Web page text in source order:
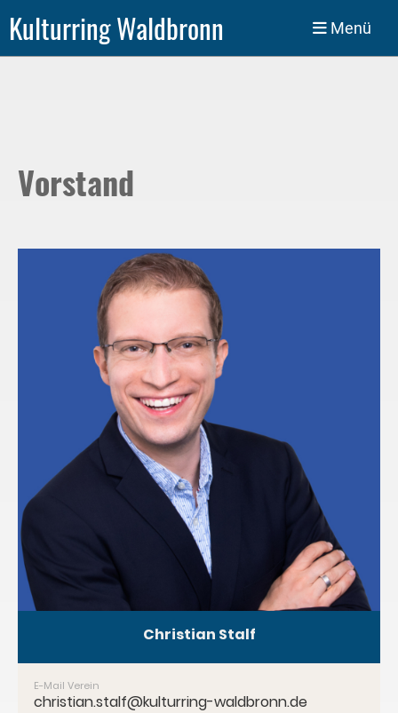
Kulturring Waldbronn Menü
Vorstand
Christian Stalf
E-Mail Verein
christian.stalf@kulturring-waldbronn.de